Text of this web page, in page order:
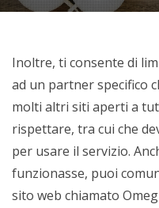
Inoltre, ti consente di
ad un partner specifico
molti altri siti aperti a
rispettare, tra cui che
per usare il servizio.
funzionasse, puoi
sito web chiamato